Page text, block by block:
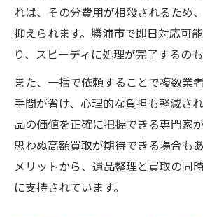
れば、その分費用が相殺されるため
抑えられます。勝浦市で即日対応可
り、スピーディに処理が完了するのも
また、一括で依頼することで複数業
手間が省け、心理的な負担も軽減さ
品の価値を正確に把握できる専門家
思わぬ高額買取が期待できる場合も
メリットから、遺品整理と買取の同
に支持されています。